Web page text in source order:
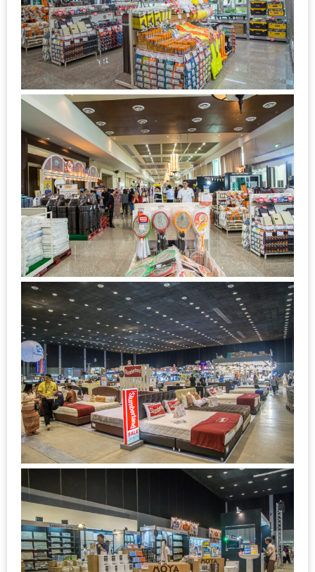
บ้าน
มากมาย
MAPS
MY
ACCOUNT
NEW
FACEBOOK
TIMELINE
POLICY
OKTOBERFEST
ครั้ง
ที่
2
เทศกาล
เบียร์
ที่
ใหญ่
ที่สุด
ใน
กับ
แรม
ฮอ
ลิ
เดย์